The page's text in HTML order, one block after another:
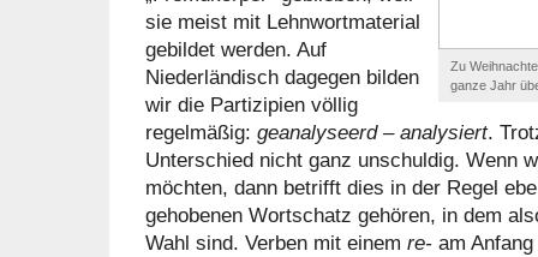
Zu
ganze Jahr
sie meist mit Lehnwortmaterial
gebildet werden. Auf
Niederländisch dagegen bilden
wir die Partizipien völlig
regelmäßig: geanalyseerd – analysiert.
Unterschied nicht ganz unschuldig. Wenn
möchten, dann betrifft dies in der Regel
gehobenen Wortschatz gehören, in dem
Wahl sind. Verben mit einem re- am